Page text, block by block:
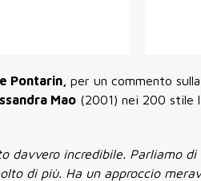
Pontarin, per un commento
Mao (2001) nei 200 stile
davvero incredibile. Parliamo di
di più. Ha un approccio